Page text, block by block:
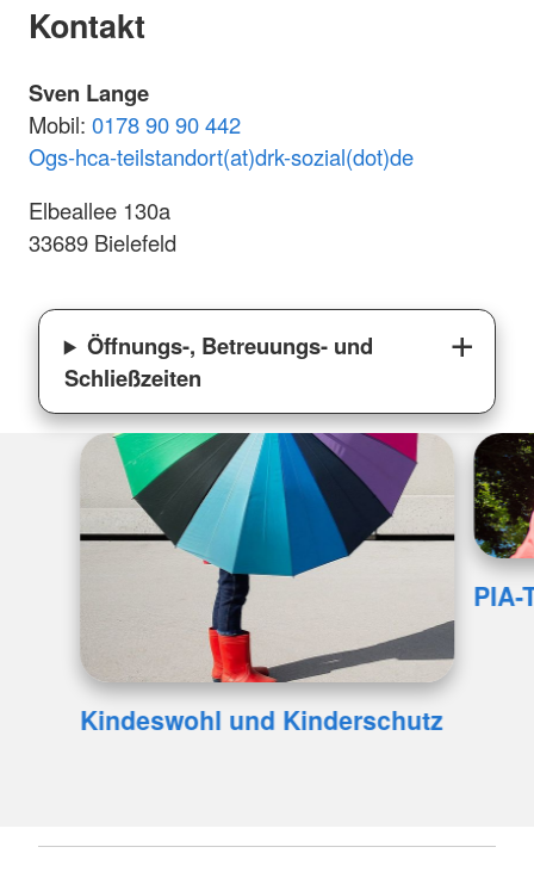
Kontakt
Sven Lange
Mobil: 0178 90 90 442
Ogs-hca-teilstandort(at)drk-sozial(dot)de
Elbeallee 130a
33689 Bielefeld
Öffnungs-, Betreuungs- und
Schließzeiten
Kindeswohl und Kinderschutz
PIA-